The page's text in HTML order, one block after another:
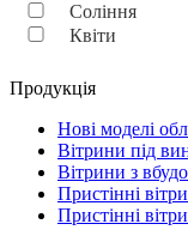
Соління
Квіти
Продукція
Нові моделі
Вітрини під
Вітрини з
Пристінні
Пристінні